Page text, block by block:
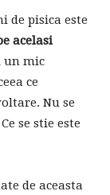
de pisica este
acelasi
un mic
ce
Nu se
se stie este
de aceasta